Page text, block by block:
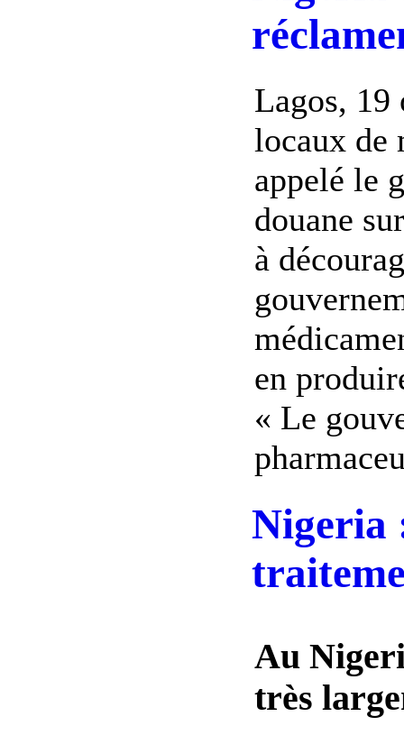
Lagos, 19
locaux de
appelé le
douane
à
en
« Le
Nigeria
Au
très